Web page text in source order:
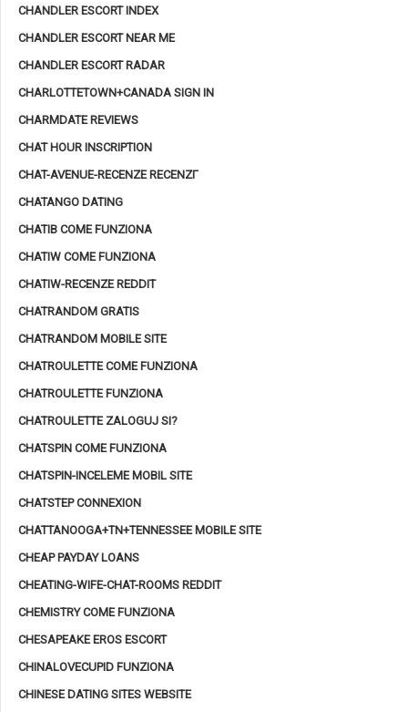
CHANDLER ESCORT INDEX
CHANDLER ESCORT NEAR ME
CHANDLER ESCORT RADAR
CHARLOTTETOWN+CANADA SIGN IN
CHARMDATE REVIEWS
CHAT HOUR INSCRIPTION
CHAT-AVENUE-RECENZE RECENZГ­
CHATANGO DATING
CHATIB COME FUNZIONA
CHATIW COME FUNZIONA
CHATIW-RECENZE REDDIT
CHATRANDOM GRATIS
CHATRANDOM MOBILE SITE
CHATROULETTE COME FUNZIONA
CHATROULETTE FUNZIONA
CHATROULETTE ZALOGUJ SI?
CHATSPIN COME FUNZIONA
CHATSPIN-INCELEME MOBIL SITE
CHATSTEP CONNEXION
CHATTANOOGA+TN+TENNESSEE MOBILE SITE
CHEAP PAYDAY LOANS
CHEATING-WIFE-CHAT-ROOMS REDDIT
CHEMISTRY COME FUNZIONA
CHESAPEAKE EROS ESCORT
CHINALOVECUPID FUNZIONA
CHINESE DATING SITES WEBSITE